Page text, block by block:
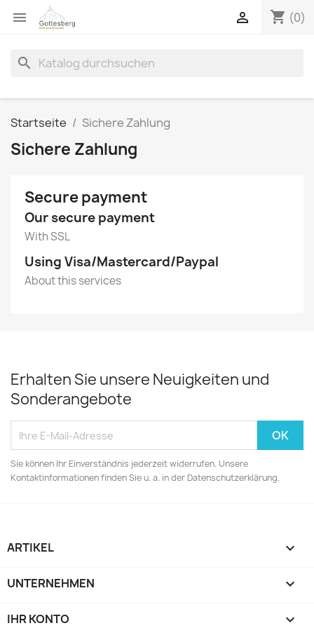
 shopping_cart (0)

search
Startseite Sichere Zahlung
Sichere Zahlung
Secure payment
Our secure payment
With SSL
Using Visa/Mastercard/Paypal
About this services
Erhalten Sie unsere Neuigkeiten und
Sonderangebote
Sie können Ihr Einverständnis jederzeit widerrufen. Unsere
Kontaktinformationen finden Sie u. a. in der Datenschutzerklärung.
ARTIKEL 
UNTERNEHMEN 
IHR KONTO 